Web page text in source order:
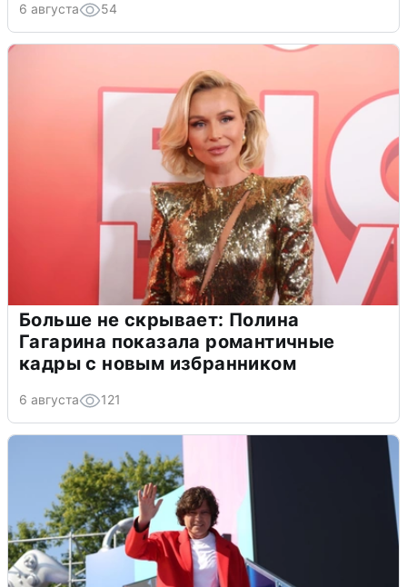
6 августа 54
Больше не скрывает: Полина
Гагарина показала романтичные
кадры с новым избранником
6 августа 121